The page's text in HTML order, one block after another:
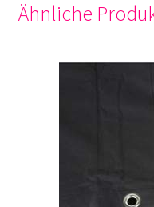
Ähnliche